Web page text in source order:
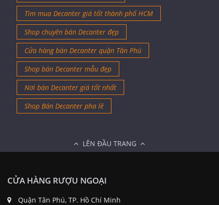
Tìm mua Decanter giá tốt thành phố HCM
Shop chuyên bán Decanter đẹp
Cửa hàng bán Decanter quận Tân Phú
Shop bán Decanter mẫu đẹp
Nơi bán Decanter giá tốt nhất
Shop Bán Decanter pha lê
LÊN ĐẦU TRANG
CỬA HÀNG RƯỢU NGOẠI
Quận Tân Phú, TP. Hồ Chí Minh